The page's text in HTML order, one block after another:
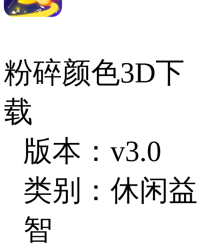
粉碎颜色3D下
载
版本：v3.0
类别：休闲益
智